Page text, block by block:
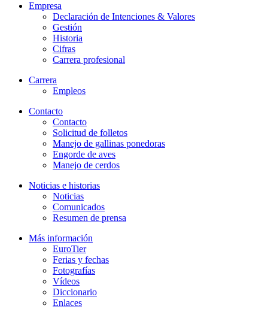
Empresa
Declaración de Intenciones & Valores
Gestión
Historia
Cifras
Carrera profesional
Carrera
Empleos
Contacto
Contacto
Solicitud de folletos
Manejo de gallinas ponedoras
Engorde de aves
Manejo de cerdos
Noticias e historias
Noticias
Comunicados
Resumen de prensa
Más información
EuroTier
Ferias y fechas
Fotografías
Vídeos
Diccionario
Enlaces